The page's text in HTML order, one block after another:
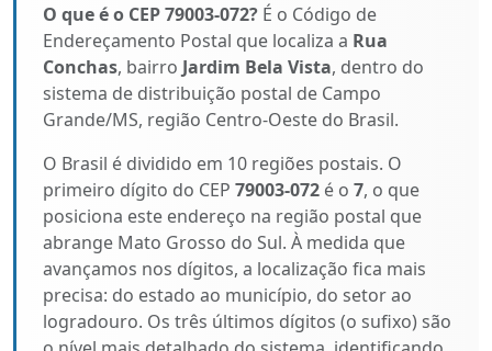
O que é o CEP 79003-072? É o Código de
Endereçamento Postal que localiza a Rua
Conchas, bairro Jardim Bela Vista, dentro do
sistema de distribuição postal de Campo
Grande/MS, região Centro-Oeste do Brasil.
O Brasil é dividido em 10 regiões postais. O
primeiro dígito do CEP 79003-072 é o 7, o que
posiciona este endereço na região postal que
abrange Mato Grosso do Sul. À medida que
avançamos nos dígitos, a localização fica mais
precisa: do estado ao município, do setor ao
logradouro. Os três últimos dígitos (o sufixo) são